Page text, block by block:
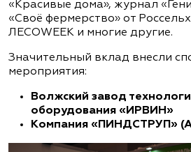
«Красивые дома», журнал
«Своё фермерство» от
ЛЕСОWEEK и многие другие.
Значительный вклад внесли
мероприятия:
Волжский завод
оборудования «ИРВИН»
Компания «ПИНДСТРУП»